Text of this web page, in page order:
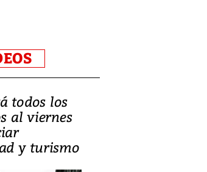
todos los
al viernes
y turismo